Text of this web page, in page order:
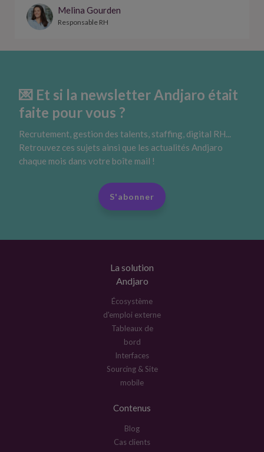
Melina Gourden
Responsable RH
💌 Et si la newsletter Andjaro était
faite pour vous ?
Recrutement, gestion des talents, staffing, digital RH...
Retrouvez ces sujets ainsi que les actualités Andjaro
chaque mois dans votre boîte mail !
S'abonner
La solution
Andjaro
Écosystème
d'emploi externe
Tableaux de
bord
Interfaces
Sourcing & Site
mobile
Contenus
Blog
Cas clients